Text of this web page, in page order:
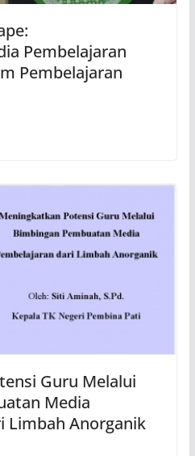
Pembelajaran
Pembelajaran
Guru Melalui
Media
Limbah Anorganik